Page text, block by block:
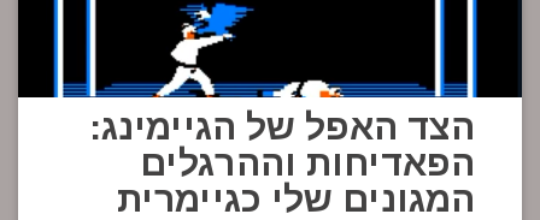
הצד האפל של הגיימינג:
הפאדיחות וההרגלים
המגונים שלי כגיימרית